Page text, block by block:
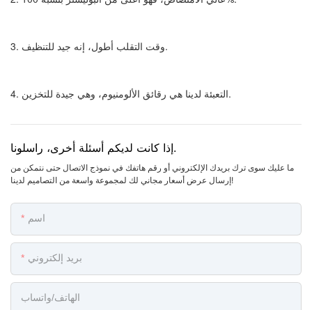
إذا كانت لديكم أسئلة أخرى، راسلونا.
ما عليك سوى ترك بريدك الإلكتروني أو رقم هاتفك في نموذج الاتصال حتى نتمكن من
إرسال عرض أسعار مجاني لك لمجموعة واسعة من التصاميم لدينا!
اسم
بريد إلكتروني
الهاتف/واتساب